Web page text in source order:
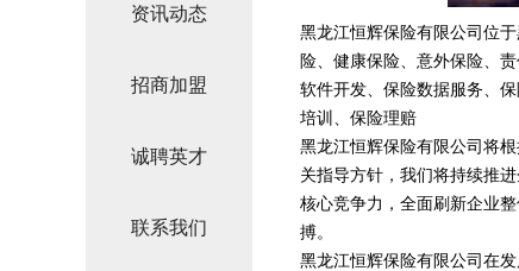
资讯动态
招商加盟
诚聘英才
联系我们
黑龙江恒辉保险有限公司位
险、健康保险、意外保险、
软件开发、保险数据服务、
培训、保险理赔
黑龙江恒辉保险有限公司将
关指导方针，我们将持续推
核心竞争力，全面刷新企业
搏。
黑龙江恒辉保险有限公司在